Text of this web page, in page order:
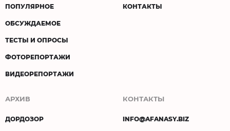
ПОПУЛЯРНОЕ
ОБСУЖДАЕМОЕ
ТЕСТЫ И ОПРОСЫ
ФОТОРЕПОРТАЖИ
ВИДЕОРЕПОРТАЖИ
КОНТАКТЫ
АРХИВ
ДОРДОЗОР
КОНТАКТЫ
INFO@AFANASY.BIZ